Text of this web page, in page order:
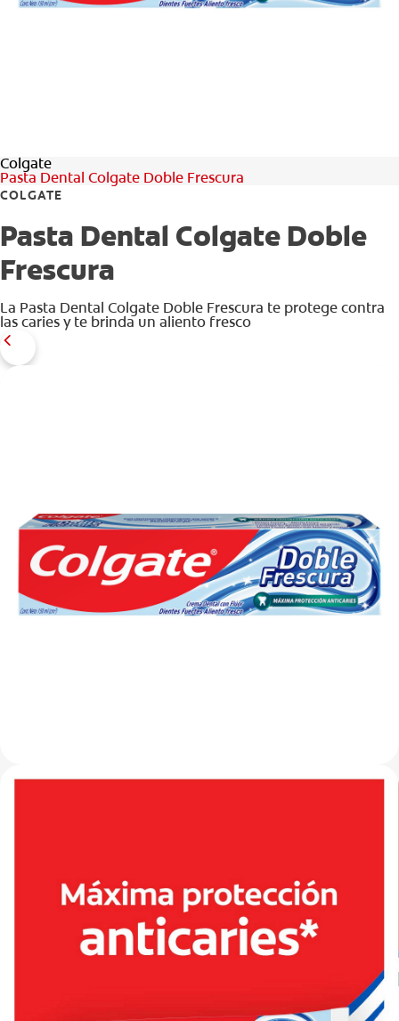
Colgate
Pasta Dental Colgate Doble Frescura
COLGATE
Pasta Dental Colgate Doble
Frescura
La Pasta Dental Colgate Doble Frescura te protege contra
las caries y te brinda un aliento fresco